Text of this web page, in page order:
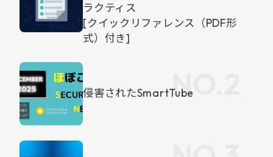
ラクティス
[クイックリファレンス（PDF形
式）付き]
侵害されたSmartTube